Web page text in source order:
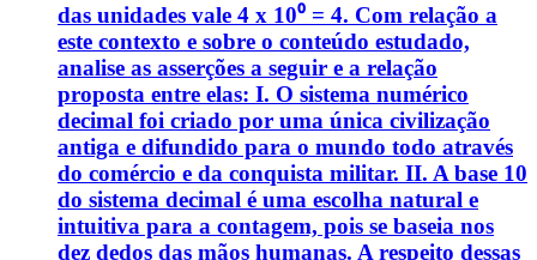
das unidades vale 4 x 10⁰ = 4. Com relação a
este contexto e sobre o conteúdo estudado,
analise as asserções a seguir e a relação
proposta entre elas: I. O sistema numérico
decimal foi criado por uma única civilização
antiga e difundido para o mundo todo através
do comércio e da conquista militar. II. A base 10
do sistema decimal é uma escolha natural e
intuitiva para a contagem, pois se baseia nos
dez dedos das mãos humanas. A respeito dessas